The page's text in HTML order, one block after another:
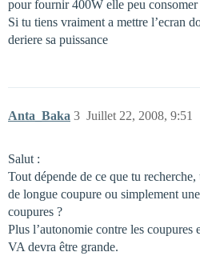
pour fournir 400W elle peu
Si tu tiens vraiment a mettre l’ecran
deriere sa puissance
Anta_Baka Juillet 22, 2008, 9:51
3
Salut :
Tout dépende de ce que tu
de longue coupure ou simplement
coupures ?
Plus l’autonomie contre les coupures
VA devra être grande.